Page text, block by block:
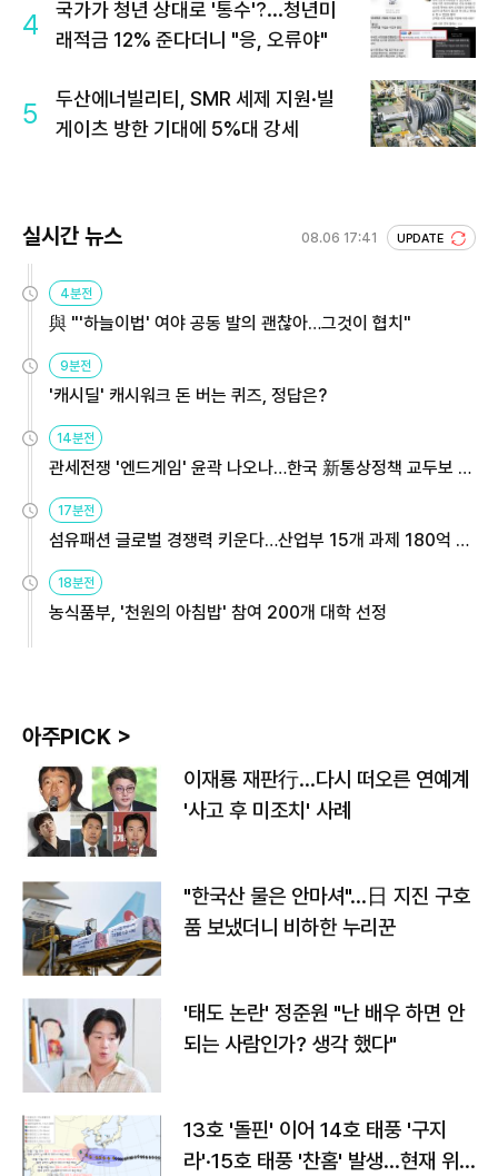
4
국가가 청년 상대로 '통수'?...청년미
래적금 12% 준다더니 "응, 오류야"
5
두산에너빌리티, SMR 세제 지원·빌
게이츠 방한 기대에 5%대 강세
실시간 뉴스 08.06 17:41 UPDATE
4분전
與 "'하늘이법' 여야 공동 발의 괜찮아…그것이 협치"
9분전
'캐시딜' 캐시워크 돈 버는 퀴즈, 정답은?
14분전
관세전쟁 '엔드게임' 윤곽 나오나…한국 新통상정책 교두보 활
용해야
17분전
섬유패션 글로벌 경쟁력 키운다…산업부 15개 과제 180억 지
원
18분전
농식품부, '천원의 아침밥' 참여 200개 대학 선정
아주PICK >
이재룡 재판行…다시 떠오른 연예계
'사고 후 미조치' 사례
"한국산 물은 안마셔"…日 지진 구호
품 보냈더니 비하한 누리꾼
'태도 논란' 정준원 "난 배우 하면 안
되는 사람인가? 생각 했다"
13호 '돌핀' 이어 14호 태풍 '구지
라'·15호 태풍 '찬홈' 발생…현재 위